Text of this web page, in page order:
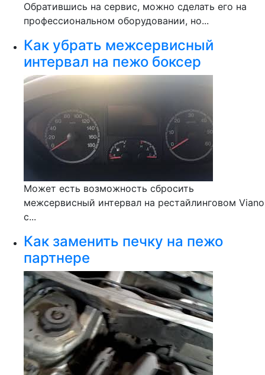
Обратившись на сервис, можно сделать его на
профессиональном оборудовании, но...
Как убрать межсервисный
интервал на пежо боксер
Может есть возможность сбросить
межсервисный интервал на рестайлинговом Viano
с...
Как заменить печку на пежо
партнере